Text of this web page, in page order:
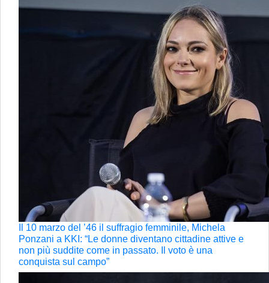
Il 10 marzo del ’46 il suffragio femminile, Michela
Ponzani a KKI: “Le donne diventano cittadine attive e
non più suddite come in passato. Il voto è una
conquista sul campo”